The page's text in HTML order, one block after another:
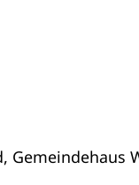
Gemeindehaus